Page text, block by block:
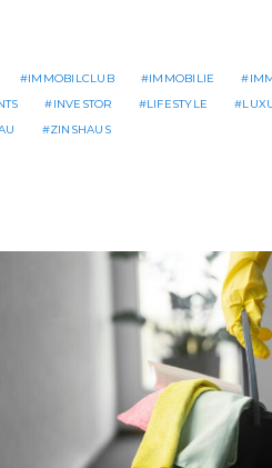
IMMOBILCLUB IMMOBILIE
INVESTOR LIFESTYLE
ZINSHAUS